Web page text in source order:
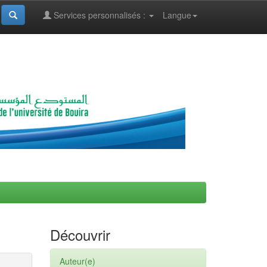
Langue
Services personnalisés :
Découvrir
Auteur(e)